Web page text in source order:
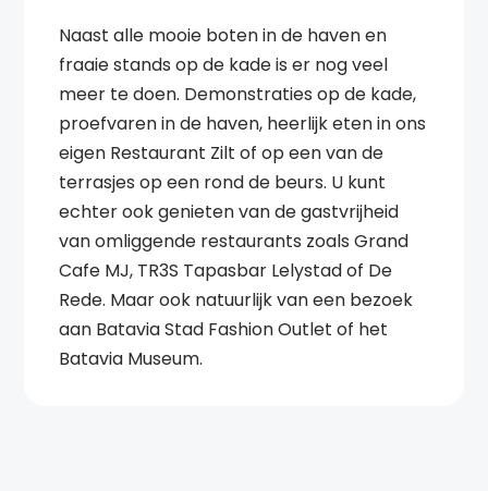
Naast alle mooie boten in de haven en
fraaie stands op de kade is er nog veel
meer te doen. Demonstraties op de kade,
proefvaren in de haven, heerlijk eten in ons
eigen Restaurant Zilt of op een van de
terrasjes op een rond de beurs. U kunt
echter ook genieten van de gastvrijheid
van omliggende restaurants zoals Grand
Cafe MJ, TR3S Tapasbar Lelystad of De
Rede. Maar ook natuurlijk van een bezoek
aan Batavia Stad Fashion Outlet of het
Batavia Museum.